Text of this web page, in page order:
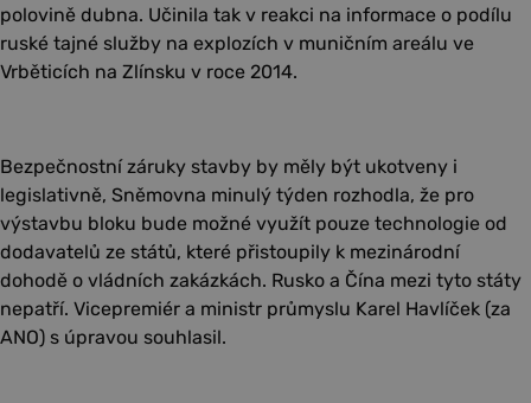
polovině dubna. Učinila tak v reakci na informace o podílu
ruské tajné služby na explozích v muničním areálu ve
Vrběticích na Zlínsku v roce 2014.
Bezpečnostní záruky stavby by měly být ukotveny i
legislativně, Sněmovna minulý týden rozhodla, že pro
výstavbu bloku bude možné využít pouze technologie od
dodavatelů ze států, které přistoupily k mezinárodní
dohodě o vládních zakázkách. Rusko a Čína mezi tyto státy
nepatří. Vicepremiér a ministr průmyslu Karel Havlíček (za
ANO) s úpravou souhlasil.